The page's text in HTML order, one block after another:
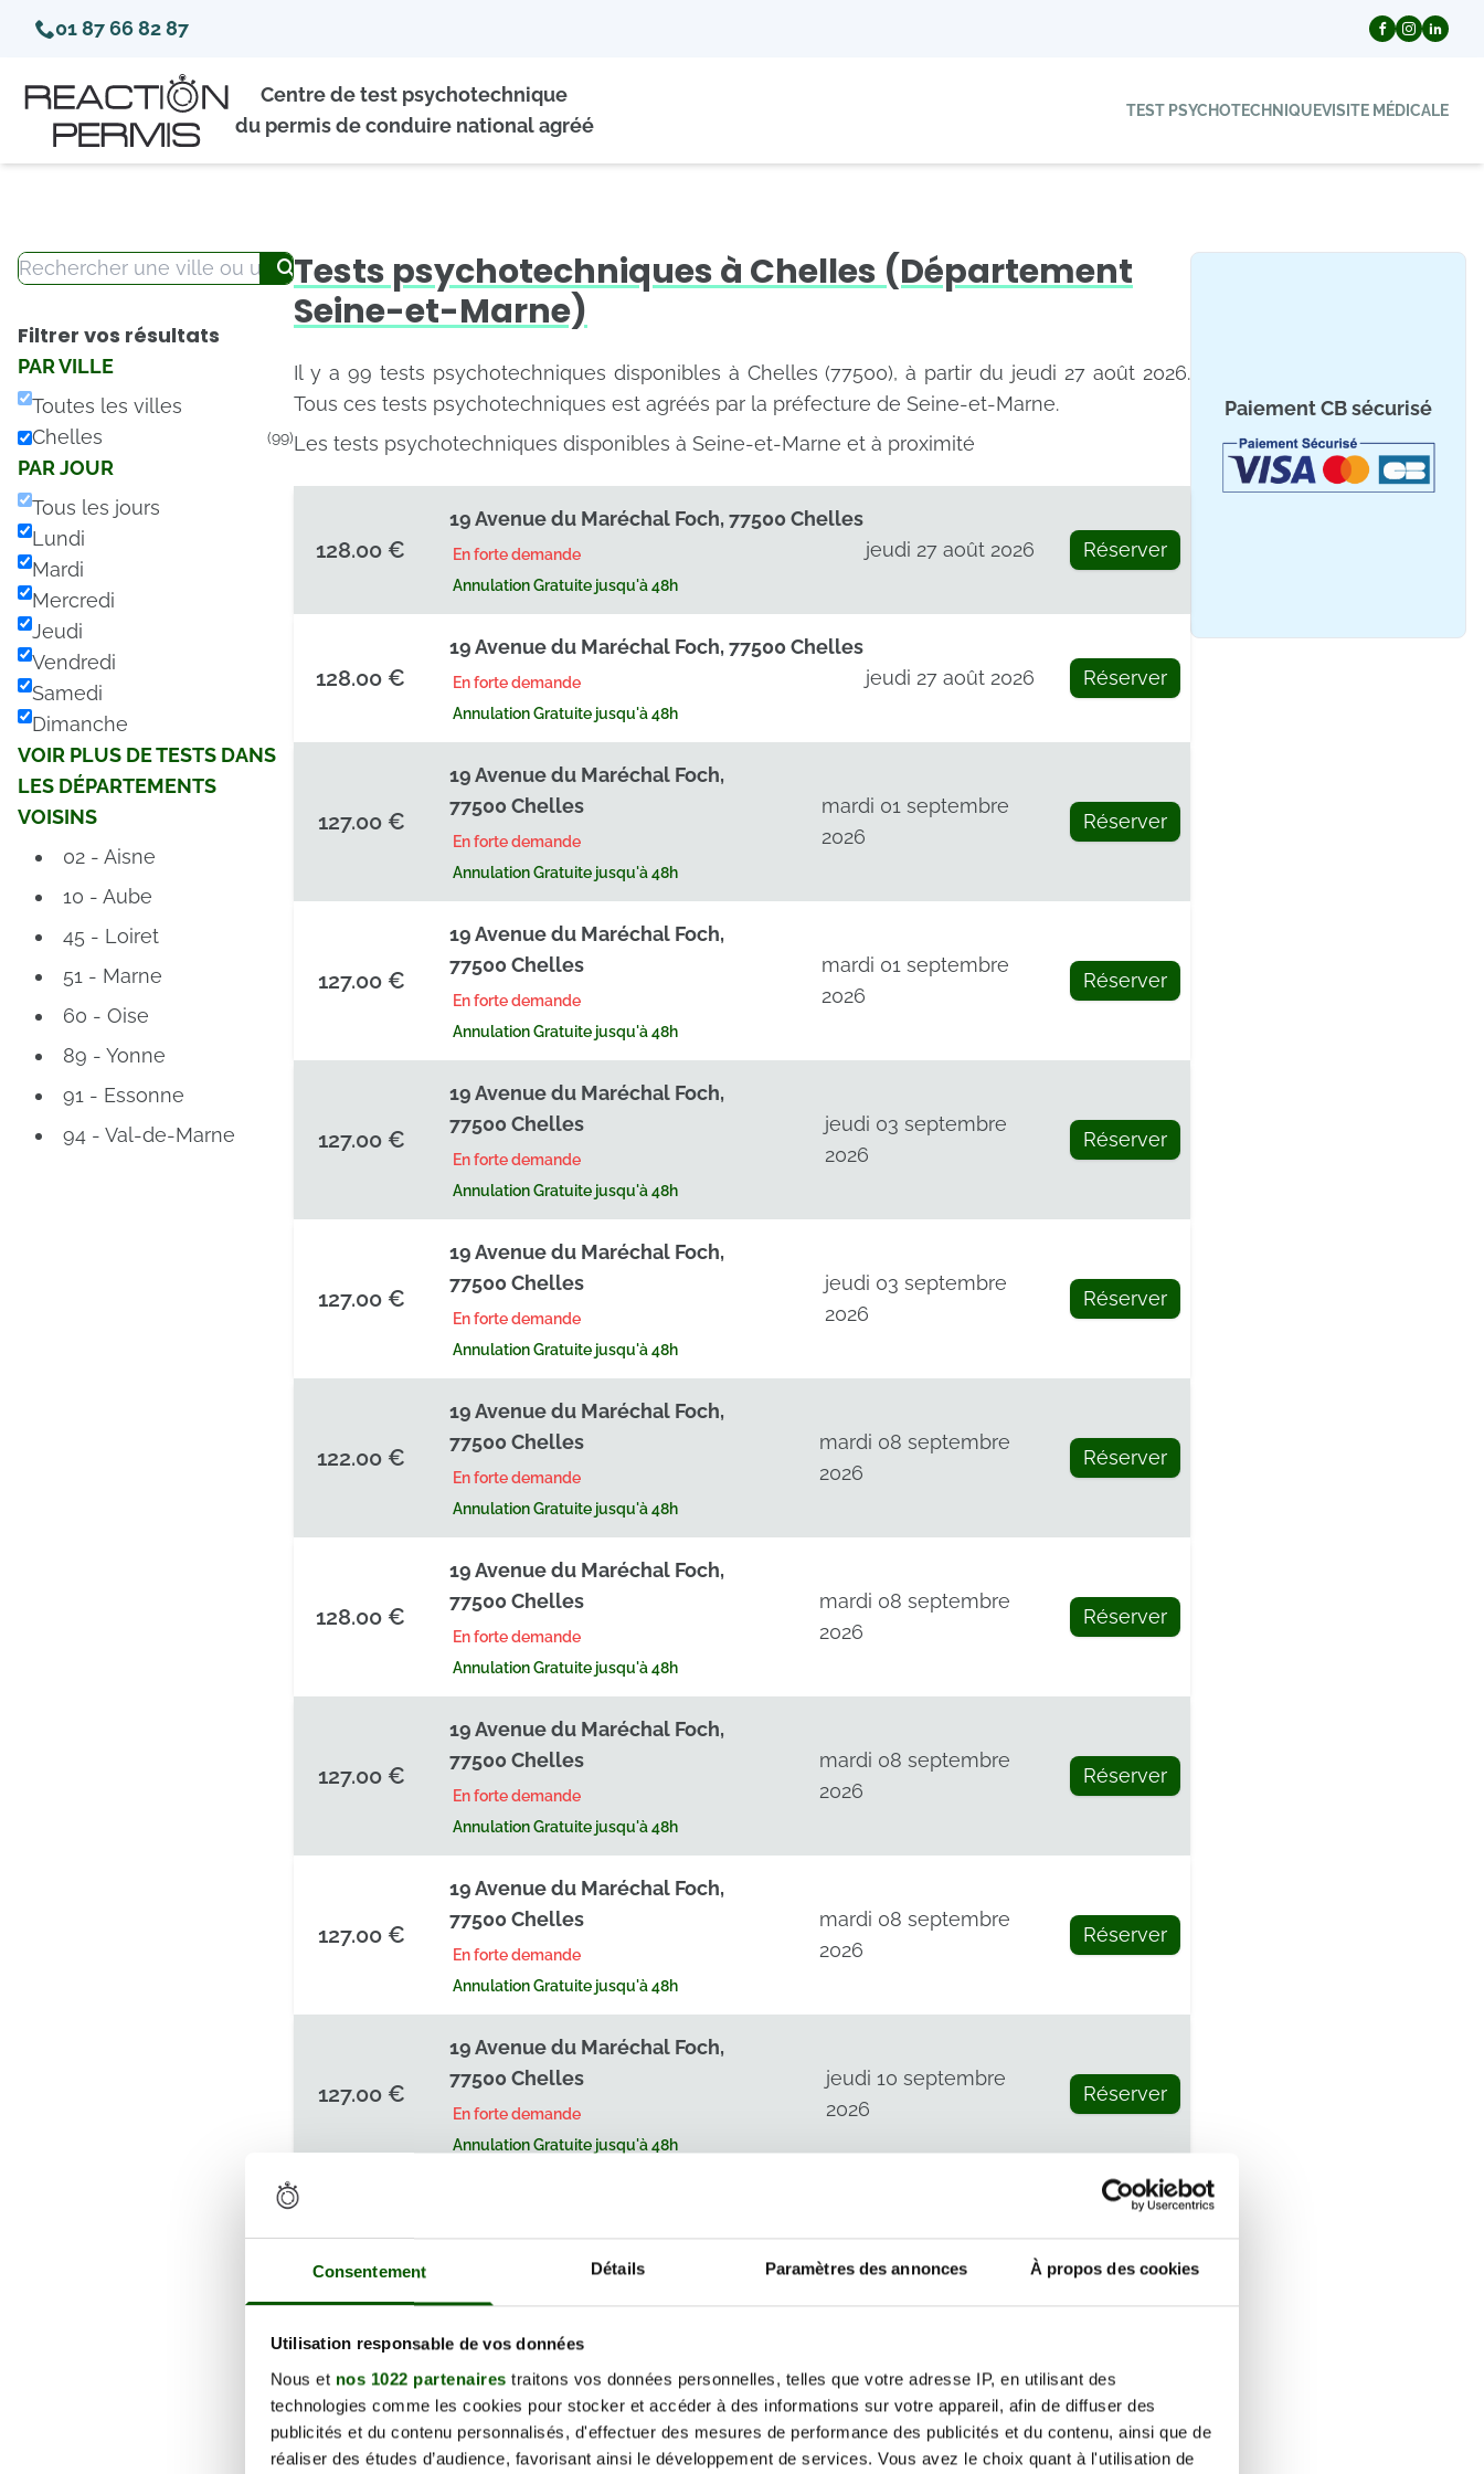
Consentement Détails Paramètres des annonces À propos des cookies
Utilisation responsable de vos données
Nous et nos 1022 partenaires traitons vos données personnelles, telles que votre adresse IP, en utilisant des
technologies comme les cookies pour stocker et accéder à des informations sur votre appareil, afin de diffuser des
publicités et du contenu personnalisés, d'effectuer des mesures de performance des publicités et du contenu, ainsi que de
réaliser des études d’audience, favorisant ainsi le développement de services. Vous avez le choix quant à l'utilisation de
01 87 66 82 87
Centre de test psychotechnique
du permis de conduire national agréé
TEST PSYCHOTECHNIQUEVISITE MÉDICALE
Filtrer vos résultats
PAR VILLE
Toutes les villes
Chelles
(99)
PAR JOUR
Tous les jours
Lundi
Mardi
Mercredi
Jeudi
Vendredi
Samedi
Dimanche
VOIR PLUS DE TESTS DANS
LES DÉPARTEMENTS
VOISINS
02 - Aisne
10 - Aube
45 - Loiret
51 - Marne
60 - Oise
89 - Yonne
91 - Essonne
94 - Val-de-Marne
Tests psychotechniques à Chelles (Département
Seine-et-Marne)
Il y a 99 tests psychotechniques disponibles à Chelles (77500), à partir du jeudi 27 août 2026.
Tous ces tests psychotechniques est agréés par la préfecture de Seine-et-Marne.
Les tests psychotechniques disponibles à Seine-et-Marne et à proximité
128.00 €
19 Avenue du Maréchal Foch, 77500 Chelles
En forte demande
Annulation Gratuite jusqu'à 48h
jeudi 27 août 2026 Réserver
128.00 €
19 Avenue du Maréchal Foch, 77500 Chelles
En forte demande
Annulation Gratuite jusqu'à 48h
jeudi 27 août 2026 Réserver
127.00 €
19 Avenue du Maréchal Foch,
77500 Chelles
En forte demande
Annulation Gratuite jusqu'à 48h
mardi 01 septembre
2026
Réserver
127.00 €
19 Avenue du Maréchal Foch,
77500 Chelles
En forte demande
Annulation Gratuite jusqu'à 48h
mardi 01 septembre
2026
Réserver
127.00 €
19 Avenue du Maréchal Foch,
77500 Chelles
En forte demande
Annulation Gratuite jusqu'à 48h
jeudi 03 septembre
2026
Réserver
127.00 €
19 Avenue du Maréchal Foch,
77500 Chelles
En forte demande
Annulation Gratuite jusqu'à 48h
jeudi 03 septembre
2026
Réserver
122.00 €
19 Avenue du Maréchal Foch,
77500 Chelles
En forte demande
Annulation Gratuite jusqu'à 48h
mardi 08 septembre
2026
Réserver
128.00 €
19 Avenue du Maréchal Foch,
77500 Chelles
En forte demande
Annulation Gratuite jusqu'à 48h
mardi 08 septembre
2026
Réserver
127.00 €
19 Avenue du Maréchal Foch,
77500 Chelles
En forte demande
Annulation Gratuite jusqu'à 48h
mardi 08 septembre
2026
Réserver
127.00 €
19 Avenue du Maréchal Foch,
77500 Chelles
En forte demande
Annulation Gratuite jusqu'à 48h
mardi 08 septembre
2026
Réserver
127.00 €
19 Avenue du Maréchal Foch,
77500 Chelles
En forte demande
Annulation Gratuite jusqu'à 48h
jeudi 10 septembre
2026
Réserver
77500 Chelles
Annulation Gratuite jusqu'à 48h
jeudi 10 septembre
2026
127.00 €
77500 Chelles
En forte demande
Annulation Gratuite jusqu'à 48h
vendredi 11 septembre
2026
Réserver
Paiement CB sécurisé